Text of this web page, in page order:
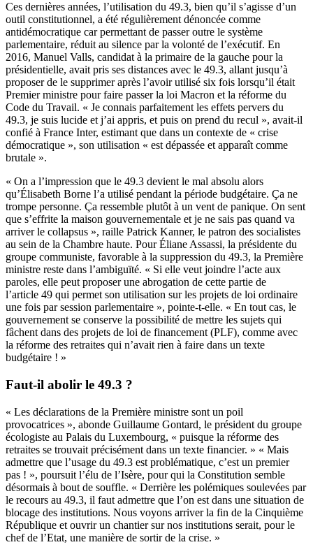
Ces dernières années, l’utilisation du 49.3, bien qu’il s’agisse d’un
outil constitutionnel, a été régulièrement dénoncée comme
antidémocratique car permettant de passer outre le système
parlementaire, réduit au silence par la volonté de l’exécutif. En
2016, Manuel Valls, candidat à la primaire de la gauche pour la
présidentielle, avait pris ses distances avec le 49.3, allant jusqu’à
proposer de le supprimer après l’avoir utilisé six fois lorsqu’il était
Premier ministre pour faire passer la loi Macron et la réforme du
Code du Travail. « Je connais parfaitement les effets pervers du
49.3, je suis lucide et j’ai appris, et puis on prend du recul », avait-il
confié à France Inter, estimant que dans un contexte de « crise
démocratique », son utilisation « est dépassée et apparaît comme
brutale ».
« On a l’impression que le 49.3 devient le mal absolu alors
qu’Élisabeth Borne l’a utilisé pendant la période budgétaire. Ça ne
trompe personne. Ça ressemble plutôt à un vent de panique. On sent
que s’effrite la maison gouvernementale et je ne sais pas quand va
arriver le collapsus », raille Patrick Kanner, le patron des socialistes
au sein de la Chambre haute. Pour Éliane Assassi, la présidente du
groupe communiste, favorable à la suppression du 49.3, la Première
ministre reste dans l’ambiguïté. « Si elle veut joindre l’acte aux
paroles, elle peut proposer une abrogation de cette partie de
l’article 49 qui permet son utilisation sur les projets de loi ordinaire
une fois par session parlementaire », pointe-t-elle. « En tout cas, le
gouvernement se conserve la possibilité de mettre les sujets qui
fâchent dans des projets de loi de financement (PLF), comme avec
la réforme des retraites qui n’avait rien à faire dans un texte
budgétaire ! »
Faut-il abolir le 49.3 ?
« Les déclarations de la Première ministre sont un poil
provocatrices », abonde Guillaume Gontard, le président du groupe
écologiste au Palais du Luxembourg, « puisque la réforme des
retraites se trouvait précisément dans un texte financier. » « Mais
admettre que l’usage du 49.3 est problématique, c’est un premier
pas ! », poursuit l’élu de l’Isère, pour qui la Constitution semble
désormais à bout de souffle. « Derrière les polémiques soulevées par
le recours au 49.3, il faut admettre que l’on est dans une situation de
blocage des institutions. Nous voyons arriver la fin de la Cinquième
République et ouvrir un chantier sur nos institutions serait, pour le
chef de l’Etat, une manière de sortir de la crise. »